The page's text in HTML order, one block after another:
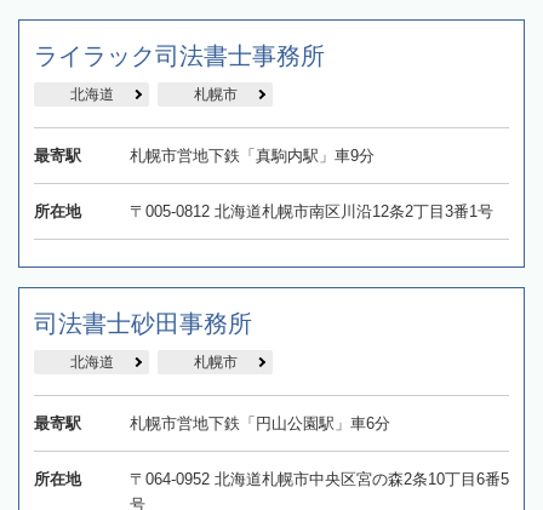
ライラック司法書士事務所
北海道 札幌市
最寄駅 札幌市営地下鉄「真駒内駅」車9分
所在地 〒005-0812 北海道札幌市南区川沿12条2丁目3番1号
司法書士砂田事務所
北海道 札幌市
最寄駅 札幌市営地下鉄「円山公園駅」車6分
所在地
〒064-0952 北海道札幌市中央区宮の森2条10丁目6番5
号